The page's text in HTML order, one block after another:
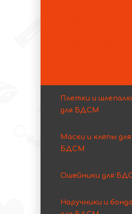
Плетки и
для БДСМ
Маски и кляпы для
БДСМ
Ошейники для
Наручники и